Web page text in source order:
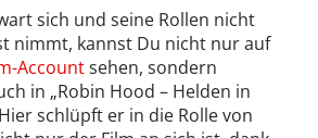
sich und seine Rollen nicht
nimmt, kannst Du nicht nur auf
Accountsehen, sondern
in „Robin Hood – Helden in
schlüpft er in die Rolle von